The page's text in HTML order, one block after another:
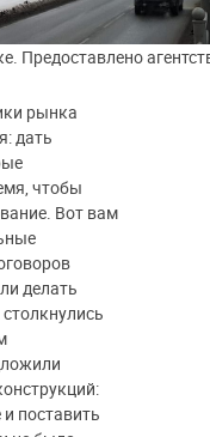
Предоставлено
рынка
дать
чтобы
Вот вам
делать
поставить